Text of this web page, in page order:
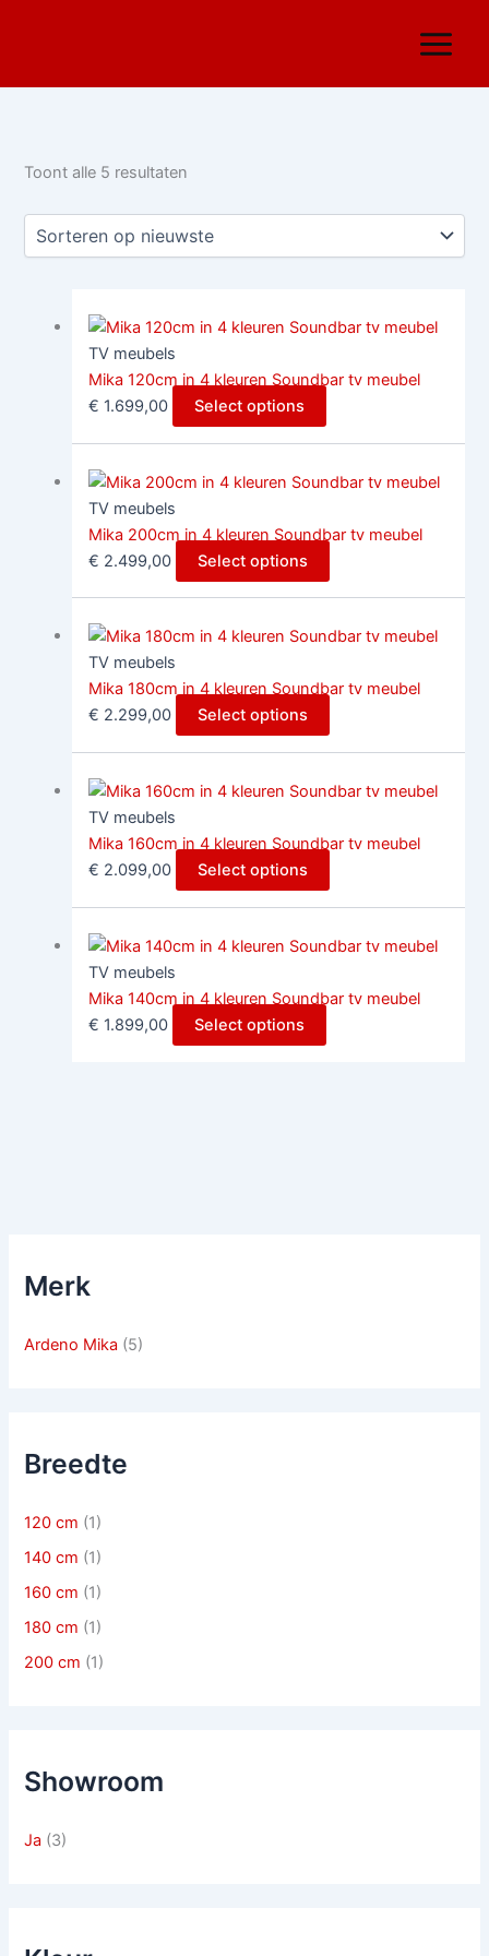
inhoud
Toont alle 5 resultaten
TV meubels
Mika 120cm in 4 kleuren Soundbar tv meubel
€ 1.699,00 Select options
TV meubels
Mika 200cm in 4 kleuren Soundbar tv meubel
€ 2.499,00 Select options
TV meubels
Mika 180cm in 4 kleuren Soundbar tv meubel
€ 2.299,00 Select options
TV meubels
Mika 160cm in 4 kleuren Soundbar tv meubel
€ 2.099,00 Select options
TV meubels
Mika 140cm in 4 kleuren Soundbar tv meubel
€ 1.899,00 Select options
Merk
Ardeno Mika (5)
Breedte
120 cm (1)
140 cm (1)
160 cm (1)
180 cm (1)
200 cm (1)
Showroom
Ja (3)